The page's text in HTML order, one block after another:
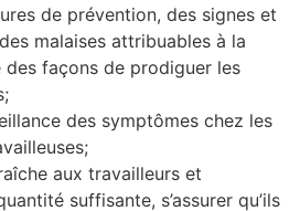
de prévention, des signes et
malaises attribuables à la
des façons de prodiguer les
des symptômes chez les
aux travailleurs et
suffisante, s’assurer qu’ils